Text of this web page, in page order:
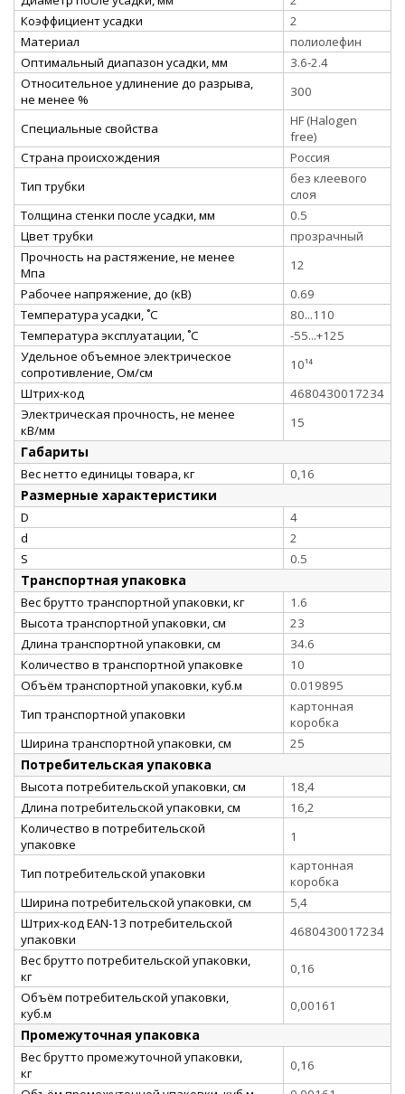
Коэффициент усадки
2
Материал
полиолефин
Оптимальный диапазон усадки, мм
3.6-2.4
Относительное удлинение до разрыва,
не менее %
300
Специальные свойства
HF (Halogen
free)
Страна происхождения
Россия
Тип трубки
без клеевого
слоя
Толщина стенки после усадки, мм
0.5
Цвет трубки
прозрачный
Прочность на растяжение, не менее
Мпа
12
Рабочее напряжение, до (кВ)
0.69
Температура усадки, ˚С
80...110
Температура эксплуатации, ˚С
-55...+125
Удельное объемное электрическое
сопротивление, Ом/см
10¹⁴
Штрих-код
4680430017234
Электрическая прочность, не менее
кВ/мм
15
Габариты
Вес нетто единицы товара, кг 0,16
Размерные характеристики
D
4
d
2
S
0.5
Транспортная упаковка
Вес брутто транспортной упаковки, кг
1.6
Высота транспортной упаковки, см
23
Длина транспортной упаковки, см
34.6
Количество в транспортной упаковке
10
Объём транспортной упаковки, куб.м
0.019895
Тип транспортной упаковки
картонная
коробка
Ширина транспортной упаковки, см
25
Потребительская упаковка
Высота потребительской упаковки, см
18,4
Длина потребительской упаковки, см
16,2
Количество в потребительской
упаковке
1
Тип потребительской упаковки
картонная
коробка
Ширина потребительской упаковки, см
5,4
Штрих-код EAN-13 потребительской
упаковки
4680430017234
Вес брутто потребительской упаковки,
кг
0,16
Объём потребительской упаковки,
куб.м
0,00161
Промежуточная упаковка
Вес брутто промежуточной упаковки,
кг
0,16